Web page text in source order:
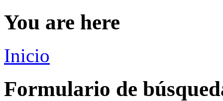
You are here
Inicio
Formulario de